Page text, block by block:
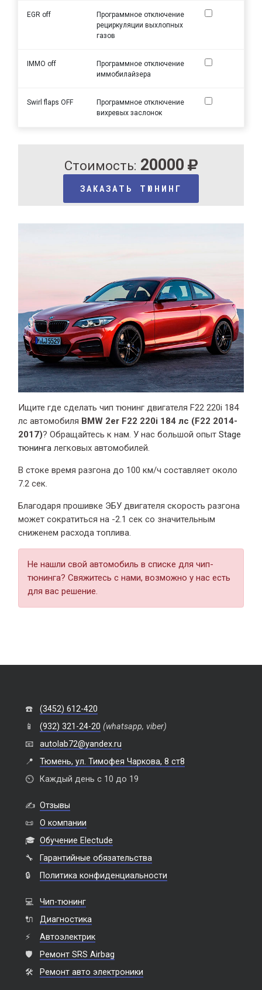
EGR off
Программное отключение
рециркуляции выхлопных
газов
IMMO off
Программное отключение
иммобилайзера
Swirl flaps OFF
Программное отключение
вихревых заслонок
Стоимость: 20000
ЗАКАЗАТЬ ТЮНИНГ
Ищите где сделать чип тюнинг двигателя F22 220i 184
лс автомобиля BMW 2er F22 220i 184 лс (F22 2014-
2017)? Обращайтесь к нам. У нас большой опытStage
тюнинга легковых автомобилей.
В стоке время разгонадо 100 км/ч составляет около
7.2 сек.
Благодаря прошивке ЭБУ двигателя скорость разгона
может сократиться на -2.1 сек со значительным
сниженем расхода топлива.
Не нашли свой автомобиль в списке для чип-
тюнинга? Свяжитесь с нами, возможно у нас есть
для вас решение.
☎️
(3452) 612-420
📱
(932) 321-24-20 (whatsapp, viber)
📧
autolab72@yandex.ru
📍
Тюмень, ул. Тимофея Чаркова, 8 ст8
⏲️
Каждый день с 10 до 19
✍️ Отзывы
📜
О компании
🎓 Обучение Electude
🔧
Гарантийные обязательства
🔒
Политика конфиденциальности
💻
Чип-тюнинг
🔌
Диагностика
⚡
Автоэлектрик
🛡️
Ремонт SRS Airbag
🛠️
Ремонт авто электроники